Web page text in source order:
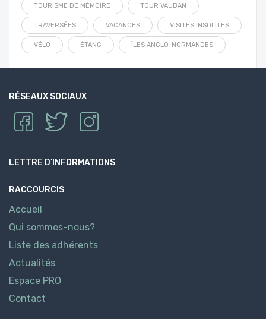
TOURISME DE MÉMOIRE TOUR VAUBAN
TRAVERSÉES VACANCES VISITES INSOLITES
VÉLO ÉTANG ÎLES ANGLO-NORMANDES
RÉSEAUX SOCIAUX
LETTRE D’INFORMATIONS
RACCOURCIS
Accueil
Qui sommes-nous?
Liste des adhérents
Actualités
Espace PRO
Contact